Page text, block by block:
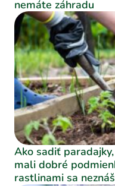
nemáte záhradu
Ako sadiť
mali dobré
rastlinami sa